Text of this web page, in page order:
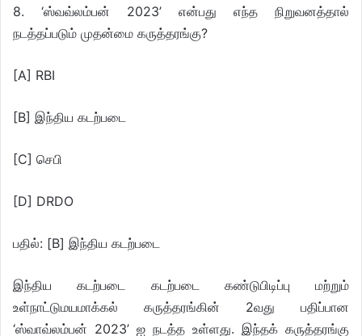
8. ‘ஸ்வவ்லம்பன் 2023’ என்பது எந்த நிறுவனத்தால்
நடத்தப்படும் முதன்மை கருத்தரங்கு?
[A] RBI
[B] இந்திய கடற்படை
[C] செபி
[D] DRDO
பதில்: [B] இந்திய கடற்படை
இந்திய கடற்படை கடற்படை கண்டுபிடிப்பு மற்றும்
உள்நாட்டுமயமாக்கல் கருத்தரங்கின் 2வது பதிப்பான
‘ஸ்வாவ்லம்பன் 2023’ ஐ நடத்த உள்ளது. இந்தக் கருத்தரங்கு